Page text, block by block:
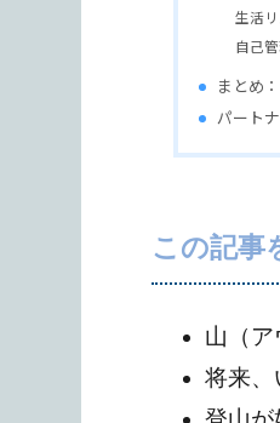
生活
自己
まとめ
パート
この記事
山（
将来、